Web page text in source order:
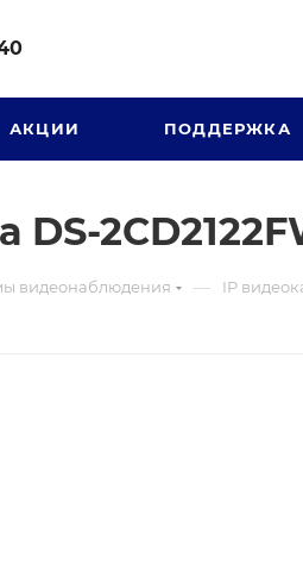
АКЦИИ ПОДДЕРЖКА
видеонаблюдения — IP